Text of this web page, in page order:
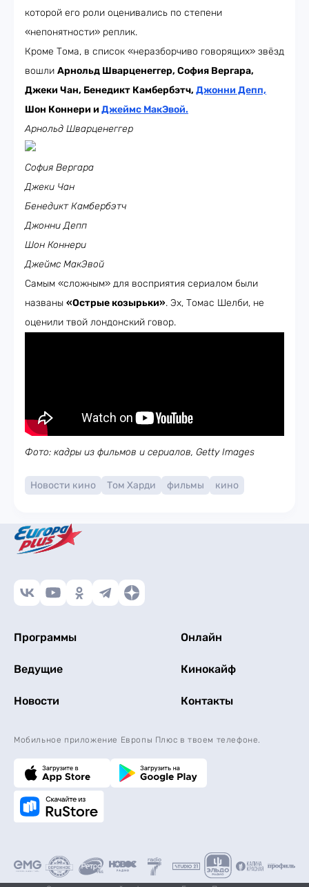
которой его роли оценивались по степени
«непонятности» реплик.
Кроме Тома, в список «неразборчиво говорящих» звёзд
вошли Арнольд Шварценеггер, София Вергара,
Джеки Чан, Бенедикт Камбербэтч, Джонни Депп,
Шон Коннери и Джеймс МакЭвой.
Арнольд Шварценеггер
София Вергара
Джеки Чан
Бенедикт Камбербэтч
Джонни Депп
Шон Коннери
Джеймс МакЭвой
Самым «сложным» для восприятия сериалом были
названы «Острые козырьки». Эх, Томас Шелби, не
оценили твой лондонский говор.
Фото: кадры из фильмов и сериалов, Getty Images
Новости кино Том Харди фильмы кино
Программы Онлайн
Ведущие Кинокайф
Новости Контакты
Мобильное приложение Европы Плюс в твоем телефоне.